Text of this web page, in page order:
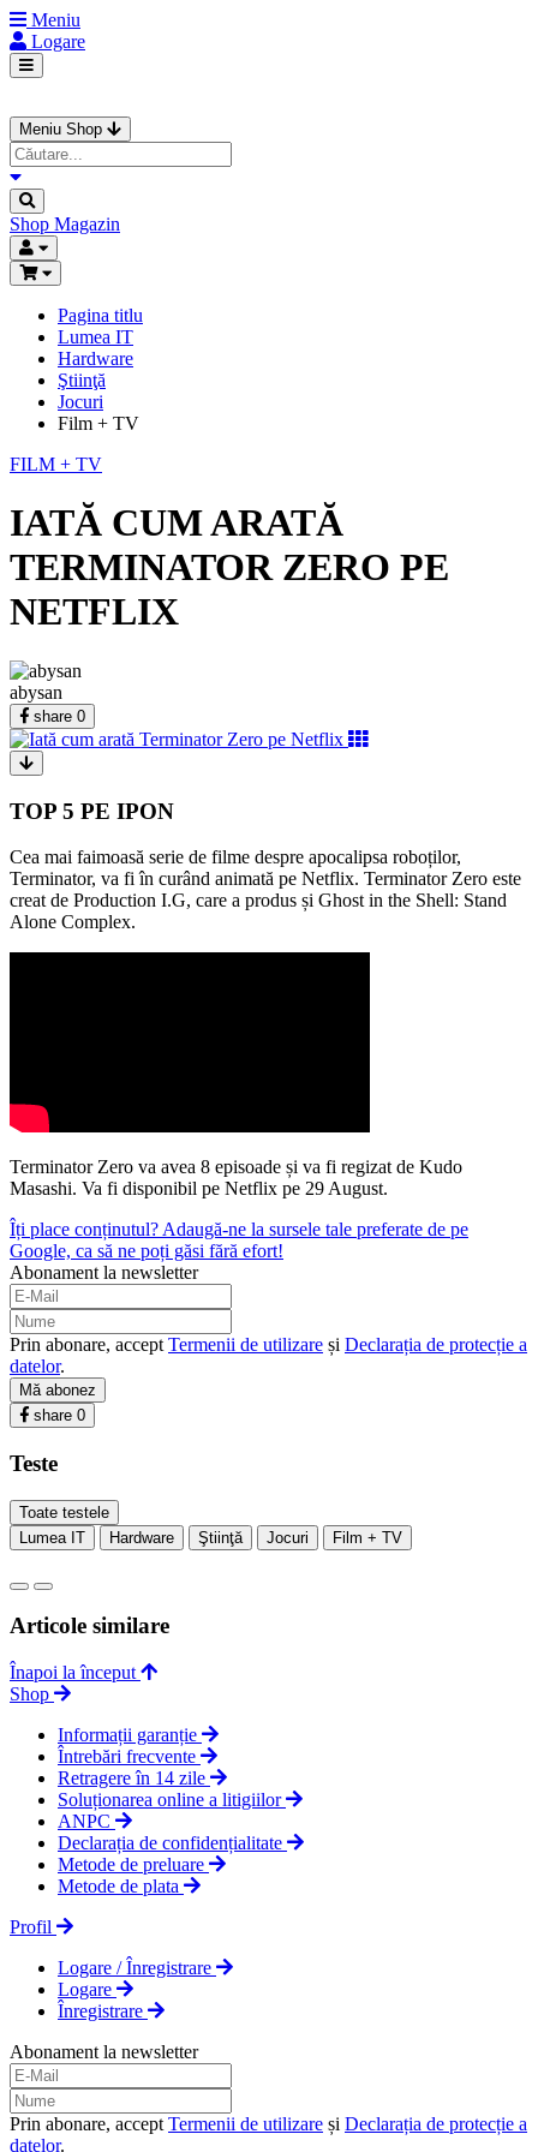
Meniu
Logare
Meniu Shop
Shop Magazin
Pagina titlu
Lumea IT
Hardware
Ştiinţă
Jocuri
Film + TV
FILM + TV
IATĂ CUM ARATĂ
TERMINATOR ZERO PE
NETFLIX
abysan
share 0
TOP 5 PE IPON
Cea mai faimoasă serie de filme despre apocalipsa roboților,
Terminator, va fi în curând animată pe Netflix. Terminator Zero este
creat de Production I.G, care a produs și Ghost in the Shell: Stand
Alone Complex.
Terminator Zero va avea 8 episoade și va fi regizat de Kudo
Masashi. Va fi disponibil pe Netflix pe 29 August.
Îți place conținutul? Adaugă-ne la sursele tale preferate de pe
Google, ca să ne poți găsi fără efort!
Abonament la newsletter
Prin abonare, accept Termenii de utilizare și Declarația de protecție a
datelor.
Mă abonez
share 0
Teste
Toate testele
Lumea IT
Hardware Ştiinţă Jocuri Film + TV
Articole similare
Înapoi la început
Shop
Informații garanție
Întrebări frecvente
Retragere în 14 zile
Soluționarea online a litigiilor
ANPC
Declarația de confidențialitate
Metode de preluare
Metode de plata
Profil
Logare / Înregistrare
Logare
Înregistrare
Abonament la newsletter
Prin abonare, accept Termenii de utilizare și Declarația de protecție a
datelor.